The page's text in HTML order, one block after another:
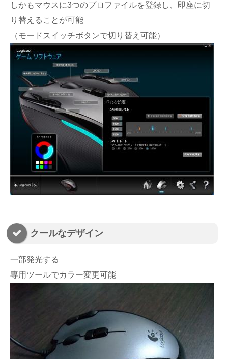
しかもマウスに3つのプロファイルを登録し、即座に切
り替えることが可能
（モードスイッチボタンで切り替え可能）
クールなデザイン
一部発光する
専用ツールでカラー変更可能